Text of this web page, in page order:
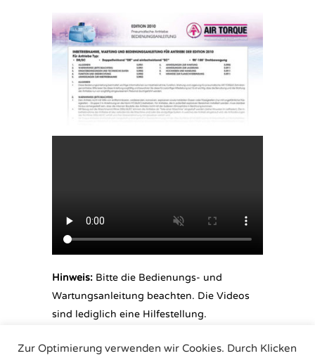
Hinweis: Bitte die Bedienungs- und
Wartungsanleitung beachten. Die Videos
sind lediglich eine Hilfestellung.
Zur Optimierung verwenden wir Cookies. Durch Klicken